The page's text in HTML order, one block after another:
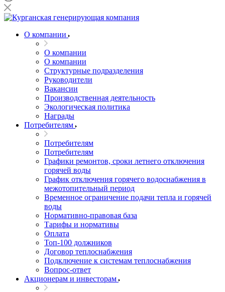
О компании
О компании
О компании
Структурные подразделения
Руководители
Вакансии
Производственная деятельность
Экологическая политика
Награды
Потребителям
Потребителям
Потребителям
Графики ремонтов, сроки летнего отключения
горячей воды
График отключения горячего водоснабжения в
межотопительный период
Временное ограничение подачи тепла и горячей
воды
Нормативно-правовая база
Тарифы и нормативы
Оплата
Топ-100 должников
Договор теплоснабжения
Подключение к системам теплоснабжения
Вопрос-ответ
Акционерам и инвесторам